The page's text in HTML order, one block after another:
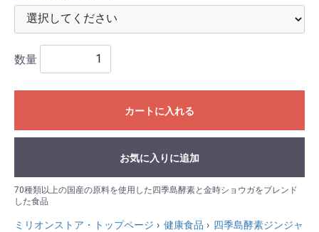
数量
カートに入れる
お気に入りに追加
70種類以上の国産の原料を使用した四季島酵素と金時ショウガをブレンド
した食品
ミリオンストア・トップページ 健康食品
四季島酵素ジンジャ